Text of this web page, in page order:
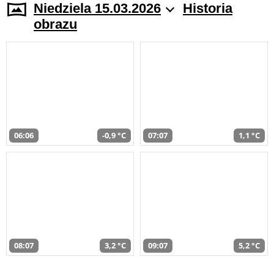
Niedziela 15.03.2026
Historia
obrazu
06:06 -0,9 °C 07:07 1,1 °C
08:07 3,2 °C 09:07 5,2 °C